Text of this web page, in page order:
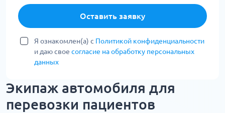
Оставить заявку
Я ознакомлен(а) с Политикой конфиденциальности
и даю свое согласие на обработку персональных
данных
Экипаж автомобиля для
перевозки пациентов